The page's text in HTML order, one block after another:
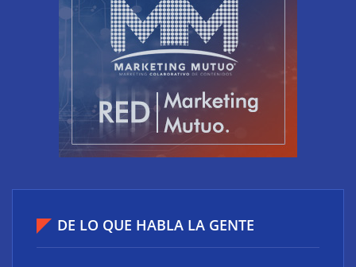
El riesgo oculto del verano en el puesto de trabajo:
DE LO QUE HABLA LA GENTE